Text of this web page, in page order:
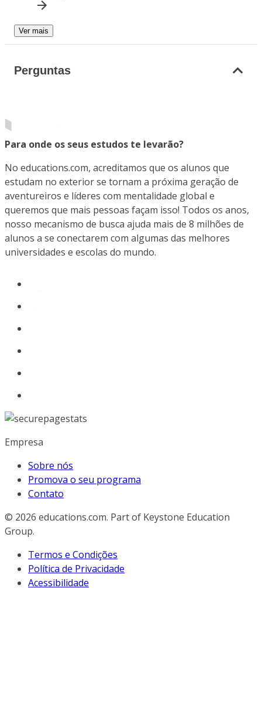
Ver mais
Perguntas
Para onde os seus estudos te levarão?
No educations.com, acreditamos que os alunos que
estudam no exterior se tornam a próxima geração de
aventureiros e líderes com mentalidade global e
queremos que mais pessoas façam isso! Todos os anos,
nosso mecanismo de busca ajuda mais de 8 milhões de
alunos a se conectarem com algumas das melhores
universidades e escolas do mundo.
Empresa
Sobre nós
Promova o seu programa
Contato
© 2026 educations.com. Part of Keystone Education
Group.
Termos e Condições
Política de Privacidade
Acessibilidade